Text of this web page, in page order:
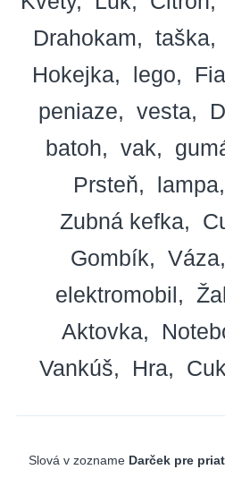
Drahokam
taška
Hokejka
lego
peniaze
vesta
batoh
vak
Prsteň
lampa
Zubná kefka
Gombík
Váza
elektromobil
Aktovka
Vankúš
Hra
Slová v zozname Darček pre